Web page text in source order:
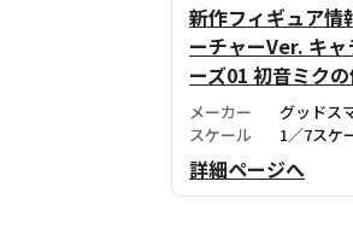
新作フィギュア
ーチャーVer. キ
ーズ01 初音ミク
メーカー
グッドス
スケール
1／7スケ
詳細ページへ